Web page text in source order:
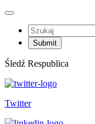
Śledź Respublica
Twitter